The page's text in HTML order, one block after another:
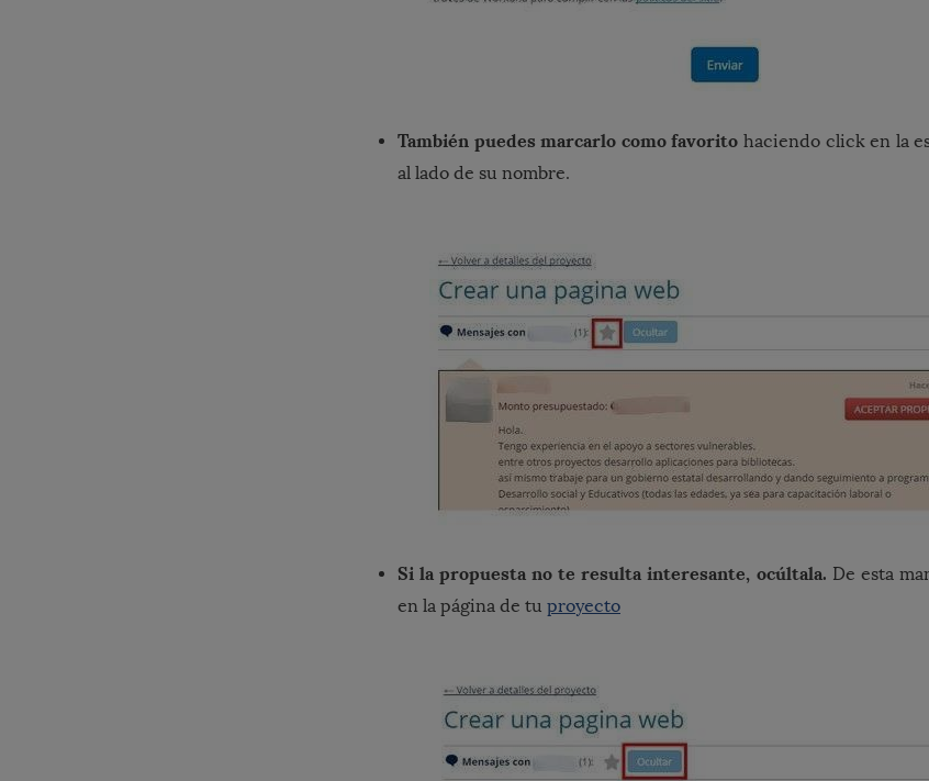
También puedes marcarlo como favorito haciendo click en la
al lado de su nombre.
Si la propuesta no te resulta interesante, ocúltala. De esta
en la página de tu proyecto